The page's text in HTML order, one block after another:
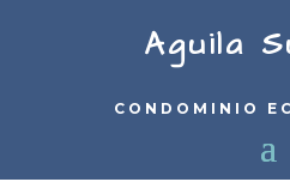
Aguila
CONDOMINIO